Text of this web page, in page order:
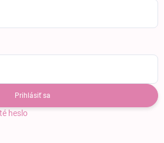
Prihlásiť sa
heslo